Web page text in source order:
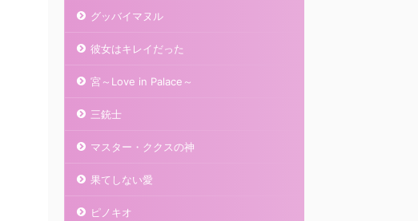
グッバイマヌル
彼女はキレイだった
宮～Love in Palace～
三銃士
マスター・ククスの神
果てしない愛
ピノキオ